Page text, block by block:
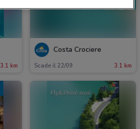
3.1 km
Costa Crociere
Scade il 22/09 3.1 km